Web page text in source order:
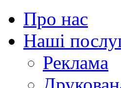
Про нас
Наші
Реклама